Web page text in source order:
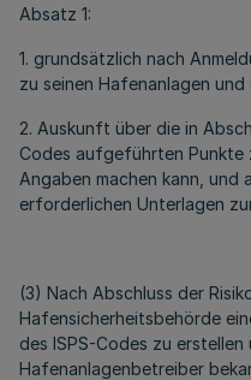
Absatz 1:
1. grundsätzlich nach
zu seinen Hafenanlagen
2. Auskunft über die in
Codes aufgeführten Punkte
Angaben machen kann, und
erforderlichen Unterlagen
(3) Nach Abschluss der
Hafensicherheitsbehörde
des ISPS-Codes zu erstellen
Hafenanlagenbetreiber